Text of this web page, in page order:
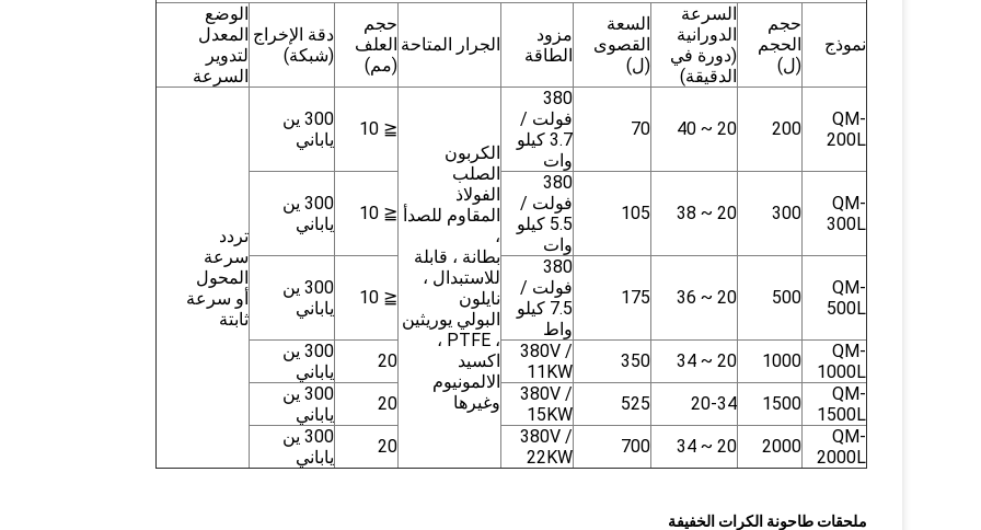
نموذج
حجم
الحجم
(ل)
السرعة
الدورانية
(دورة في
الدقيقة)
السعة
القصوى
(ل)
مزود
الطاقة
الجرار المتاحة
حجم
العلف
(مم)
دقة الإخراج
(شبكة)
الوضع
المعدل
لتدوير
السرعة
QM-
200L
200
20 ~ 40
70
380
فولت /
3.7 كيلو
وات
الكربون
الصلب
الفولاذ
المقاوم للصدأ
،
بطانة ، قابلة
للاستبدال ،
نايلون
البولي يوريثين
، PTFE ،
اكسيد
الالمونيوم
وغيرها
≦ 10
300 ين
ياباني
تردد
سرعة
المحول
أو سرعة
ثابتة
QM-
300L
300
20 ~ 38
105
380
فولت /
5.5 كيلو
وات
≦ 10
300 ين
ياباني
QM-
500L
500
20 ~ 36
175
380
فولت /
7.5 كيلو
واط
≦ 10
300 ين
ياباني
QM-
1000L
1000
20 ~ 34
350
380V /
11KW
20
300 ين
ياباني
QM-
1500L
1500
20-34
525
380V /
15KW
20
300 ين
ياباني
QM-
2000L
2000
20 ~ 34
700
380V /
22KW
20
300 ين
ياباني
ملحقات طاحونة الكرات الخفيفة